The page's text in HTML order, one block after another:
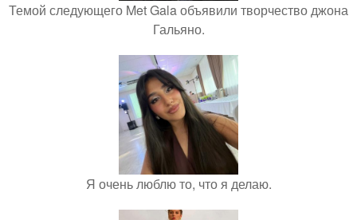
Темой следующего Met Gala объявили творчество джона
Гальяно.
Я очень люблю то, что я делаю.